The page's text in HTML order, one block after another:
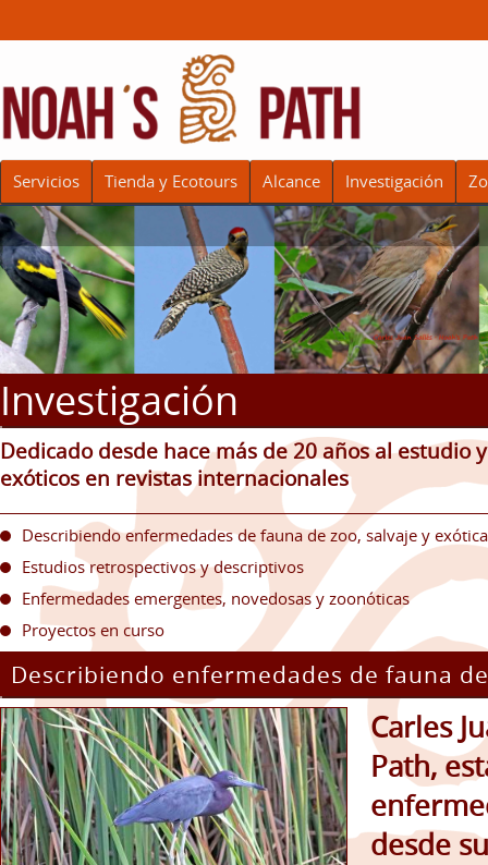
Servicios Tienda y Ecotours Alcance Investigación
Investigación
Dedicado desde hace más de 20 años al
exóticos en revistas internacionales
Describiendo enfermedades de fauna de zoo, salvaje y
Estudios retrospectivos y descriptivos
Enfermedades emergentes, novedosas y zoonóticas
Proyectos en curso
Describiendo enfermedades de fauna
Carles
Path,
desde